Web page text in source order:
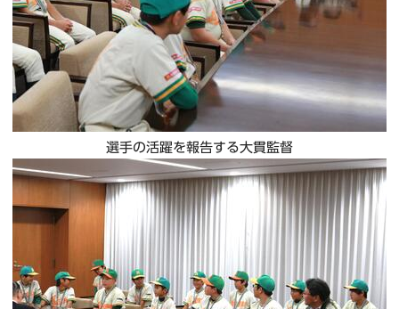
選手の活躍を報告する大貫監督